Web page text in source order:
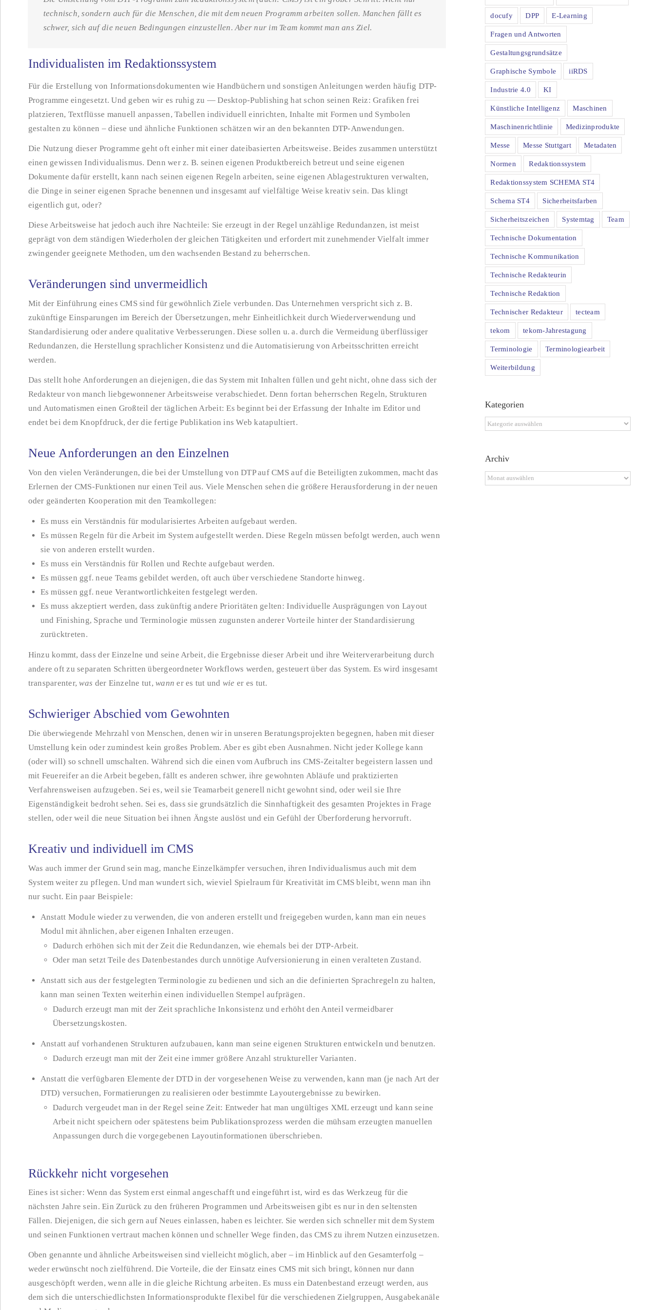
technisch, sondern auch für die Menschen, die mit dem neuen Programm arbeiten sollen. Manchen fällt es
schwer, sich auf die neuen Bedingungen einzustellen. Aber nur im Team kommt man ans Ziel.
Individualisten im Redaktionssystem
Für die Erstellung von Informationsdokumenten wie Handbüchern und sonstigen Anleitungen werden häufig DTP-
Programme eingesetzt. Und geben wir es ruhig zu — Desktop-Publishing hat schon seinen Reiz: Grafiken frei
platzieren, Textflüsse manuell anpassen, Tabellen individuell einrichten, Inhalte mit Formen und Symbolen
gestalten zu können – diese und ähnliche Funktionen schätzen wir an den bekannten DTP-Anwendungen.
Die Nutzung dieser Programme geht oft einher mit einer dateibasierten Arbeitsweise. Beides zusammen unterstützt
einen gewissen Individualismus. Denn wer z. B. seinen eigenen Produktbereich betreut und seine eigenen
Dokumente dafür erstellt, kann nach seinen eigenen Regeln arbeiten, seine eigenen Ablagestrukturen verwalten,
die Dinge in seiner eigenen Sprache benennen und insgesamt auf vielfältige Weise kreativ sein. Das klingt
eigentlich gut, oder?
Diese Arbeitsweise hat jedoch auch ihre Nachteile: Sie erzeugt in der Regel unzählige Redundanzen, ist meist
geprägt von dem ständigen Wiederholen der gleichen Tätigkeiten und erfordert mit zunehmender Vielfalt immer
zwingender geeignete Methoden, um den wachsenden Bestand zu beherrschen.
Veränderungen sind unvermeidlich
Mit der Einführung eines CMS sind für gewöhnlich Ziele verbunden. Das Unternehmen verspricht sich z. B.
zukünftige Einsparungen im Bereich der Übersetzungen, mehr Einheitlichkeit durch Wiederverwendung und
Standardisierung oder andere qualitative Verbesserungen. Diese sollen u. a. durch die Vermeidung überflüssiger
Redundanzen, die Herstellung sprachlicher Konsistenz und die Automatisierung von Arbeitsschritten erreicht
werden.
Das stellt hohe Anforderungen an diejenigen, die das System mit Inhalten füllen und geht nicht, ohne dass sich der
Redakteur von manch liebgewonnener Arbeitsweise verabschiedet. Denn fortan beherrschen Regeln, Strukturen
und Automatismen einen Großteil der täglichen Arbeit: Es beginnt bei der Erfassung der Inhalte im Editor und
endet bei dem Knopfdruck, der die fertige Publikation ins Web katapultiert.
Neue Anforderungen an den Einzelnen
Von den vielen Veränderungen, die bei der Umstellung von DTP auf CMS auf die Beteiligten zukommen, macht das
Erlernen der CMS-Funktionen nur einen Teil aus. Viele Menschen sehen die größere Herausforderung in der neuen
oder geänderten Kooperation mit den Teamkollegen:
Es muss ein Verständnis für modularisiertes Arbeiten aufgebaut werden.
Es müssen Regeln für die Arbeit im System aufgestellt werden. Diese Regeln müssen befolgt werden, auch wenn
sie von anderen erstellt wurden.
Es muss ein Verständnis für Rollen und Rechte aufgebaut werden.
Es müssen ggf. neue Teams gebildet werden, oft auch über verschiedene Standorte hinweg.
Es müssen ggf. neue Verantwortlichkeiten festgelegt werden.
Es muss akzeptiert werden, dass zukünftig andere Prioritäten gelten: Individuelle Ausprägungen von Layout
und Finishing, Sprache und Terminologie müssen zugunsten anderer Vorteile hinter der Standardisierung
zurücktreten.
Hinzu kommt, dass der Einzelne und seine Arbeit, die Ergebnisse dieser Arbeit und ihre Weiterverarbeitung durch
andere oft zu separaten Schritten übergeordneter Workflows werden, gesteuert über das System. Es wird insgesamt
transparenter,was der Einzelne tut,wann er es tut und wie er es tut.
Schwieriger Abschied vom Gewohnten
Die überwiegende Mehrzahl von Menschen, denen wir in unseren Beratungsprojekten begegnen, haben mit dieser
Umstellung kein oder zumindest kein großes Problem. Aber es gibt eben Ausnahmen. Nicht jeder Kollege kann
(oder will) so schnell umschalten. Während sich die einen vom Aufbruch ins CMS-Zeitalter begeistern lassen und
mit Feuereifer an die Arbeit begeben, fällt es anderen schwer, ihre gewohnten Abläufe und praktizierten
Verfahrensweisen aufzugeben. Sei es, weil sie Teamarbeit generell nicht gewohnt sind, oder weil sie Ihre
Eigenständigkeit bedroht sehen. Sei es, dass sie grundsätzlich die Sinnhaftigkeit des gesamten Projektes in Frage
stellen, oder weil die neue Situation bei ihnen Ängste auslöst und ein Gefühl der Überforderung hervorruft.
Kreativ und individuell im CMS
Was auch immer der Grund sein mag, manche Einzelkämpfer versuchen, ihren Individualismus auch mit dem
System weiter zu pflegen. Und man wundert sich, wieviel Spielraum für Kreativität im CMS bleibt, wenn man ihn
nur sucht. Ein paar Beispiele:
Anstatt Module wieder zu verwenden, die von anderen erstellt und freigegeben wurden, kann man ein neues
Modul mit ähnlichen, aber eigenen Inhalten erzeugen.
Dadurch erhöhen sich mit der Zeit die Redundanzen, wie ehemals bei der DTP-Arbeit.
Oder man setzt Teile des Datenbestandes durch unnötige Aufversionierung in einen veralteten Zustand.
Anstatt sich aus der festgelegten Terminologie zu bedienen und sich an die definierten Sprachregeln zu halten,
kann man seinen Texten weiterhin einen individuellen Stempel aufprägen.
Dadurch erzeugt man mit der Zeit sprachliche Inkonsistenz und erhöht den Anteil vermeidbarer
Übersetzungskosten.
Anstatt auf vorhandenen Strukturen aufzubauen, kann man seine eigenen Strukturen entwickeln und benutzen.
Dadurch erzeugt man mit der Zeit eine immer größere Anzahl struktureller Varianten.
Anstatt die verfügbaren Elemente der DTD in der vorgesehenen Weise zu verwenden, kann man (je nach Art der
DTD) versuchen, Formatierungen zu realisieren oder bestimmte Layoutergebnisse zu bewirken.
Dadurch vergeudet man in der Regel seine Zeit: Entweder hat man ungültiges XML erzeugt und kann seine
Arbeit nicht speichern oder spätestens beim Publikationsprozess werden die mühsam erzeugten manuellen
Anpassungen durch die vorgegebenen Layoutinformationen überschrieben.
Rückkehr nicht vorgesehen
Eines ist sicher: Wenn das System erst einmal angeschafft und eingeführt ist, wird es das Werkzeug für die
nächsten Jahre sein. Ein Zurück zu den früheren Programmen und Arbeitsweisen gibt es nur in den seltensten
Fällen. Diejenigen, die sich gern auf Neues einlassen, haben es leichter. Sie werden sich schneller mit dem System
und seinen Funktionen vertraut machen können und schneller Wege finden, das CMS zu ihrem Nutzen einzusetzen.
Oben genannte und ähnliche Arbeitsweisen sind vielleicht möglich, aber – im Hinblick auf den Gesamterfolg –
weder erwünscht noch zielführend. Die Vorteile, die der Einsatz eines CMS mit sich bringt, können nur dann
ausgeschöpft werden, wenn alle in die gleiche Richtung arbeiten. Es muss ein Datenbestand erzeugt werden, aus
dem sich die unterschiedlichsten Informationsprodukte flexibel für die verschiedenen Zielgruppen, Ausgabekanäle
docufy DPP E-Learning
Fragen und Antworten
Gestaltungsgrundsätze
Graphische Symbole iiRDS
Industrie 4.0 KI
Künstliche Intelligenz Maschinen
Maschinenrichtlinie Medizinprodukte
Messe Messe Stuttgart Metadaten
Normen Redaktionssystem
Redaktionssystem SCHEMA ST4
Schema ST4 Sicherheitsfarben
Sicherheitszeichen Systemtag Team
Technische Dokumentation
Technische Kommunikation
Technische Redakteurin
Technische Redaktion
Technischer Redakteur tecteam
tekom tekom-Jahrestagung
Terminologie Terminologiearbeit
Weiterbildung
Kategorien
Kategorien
Archiv
Archiv